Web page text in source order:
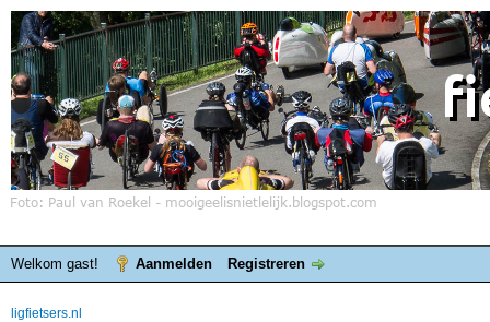
Welkom gast! Aanmelden Registreren
ligfietsers.nl